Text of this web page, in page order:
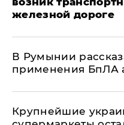
железной дороге
В Румынии
применения БпЛА
Крупнейшие